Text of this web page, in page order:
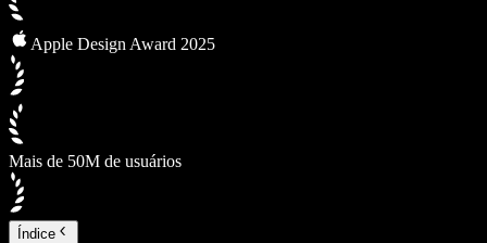
Apple Design Award 2025
Mais de 50M de usuários
Índice